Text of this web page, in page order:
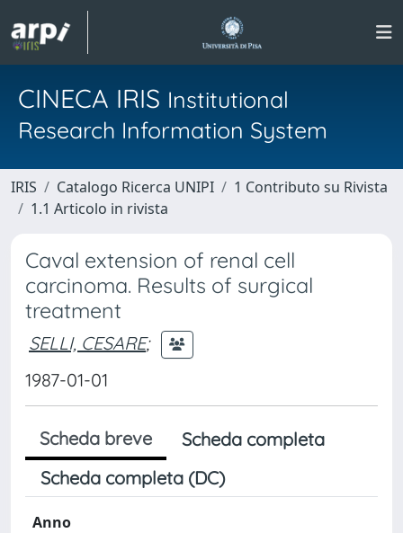
CINECA IRIS Institutional
Research Information System
IRIS Catalogo Ricerca UNIPI
1 Contributo su Rivista
1.1 Articolo in rivista
Caval extension of renal cell
carcinoma. Results of surgical
treatment
SELLI, CESARE;
1987-01-01
Scheda breve
Scheda completa
Scheda completa (DC)
Anno